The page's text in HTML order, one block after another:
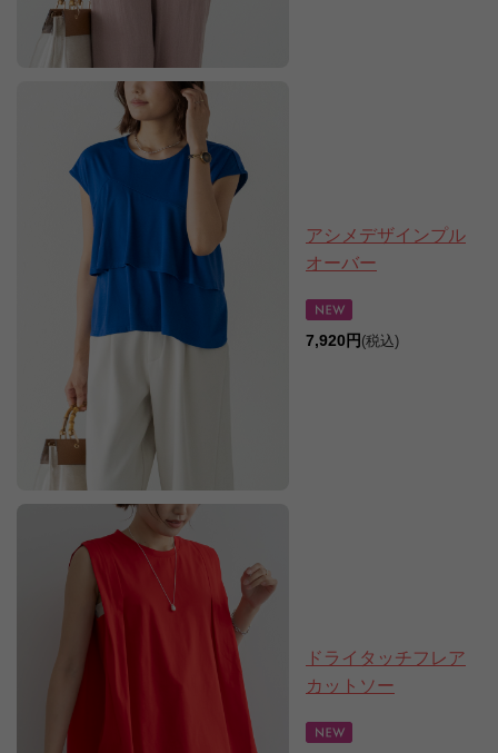
アシメデザインプル
オーバー
7,920円 (税込)
ドライタッチフレア
カットソー